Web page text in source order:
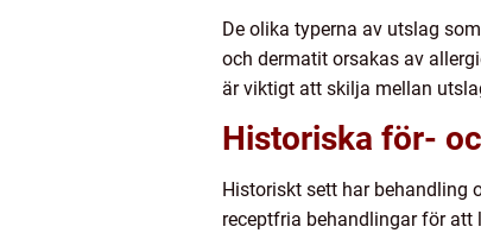
De olika typerna av utslag
och dermatit orsakas av
är viktigt att skilja mellan
Historiska för-
Historiskt sett har behandling
receptfria behandlingar för